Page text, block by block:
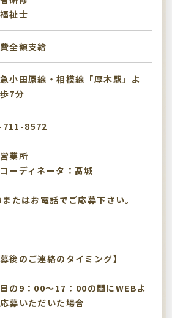
祉士
全額支給
小田原線・相模線「厚木駅」よ
7分
711-8572
業所
ーディネータ：髙城
たはお電話でご応募下さい。
募後のご連絡のタイミング】
の9：00～17：00の間にWEBよ
募いただいた場合